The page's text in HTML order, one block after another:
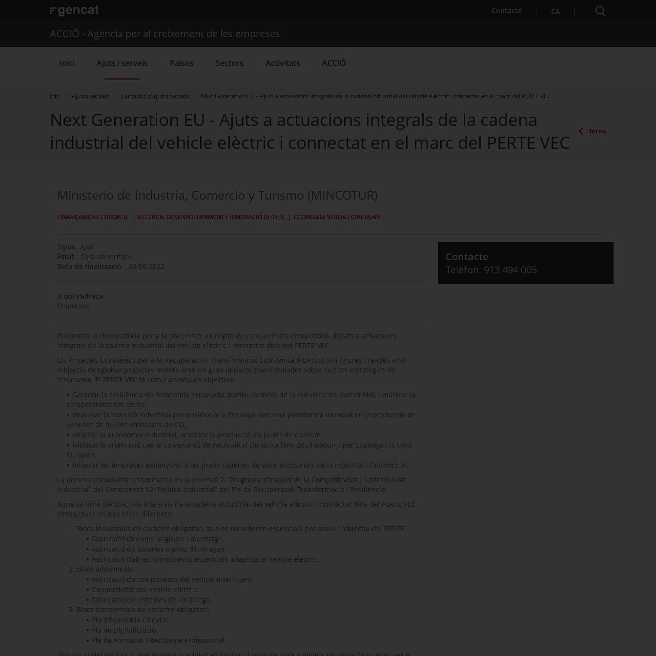
. Obre en una nova finestra. Contacte . Obre en una nova finestra.
CA Cercador
Cercador
Serveis d'internacionalització Serveis d'innovació Convocatòries d'ajuts obertes Últimes notícies Properes activitats
ACCIÓ - Agència per al creixement de les empreses
Inici Ajuts i serveis Països Sectors Activitats ACCIÓ
Inici Ajuts i serveis Cercador d'ajuts i serveis Next Generation EU - Ajuts a actuacions integrals de la cadena industrial del vehicle elèctric i connectat en el marc del PERTE VEC
Next Generation EU - Ajuts a actuacions integrals de la cadena
industrial del vehicle elèctric i connectat en el marc del PERTE VEC
Torna
Ministerio de Industria, Comercio y Turismo (MINCOTUR)
FINANÇAMENT EUROPEU RECERCA, DESENVOLUPAMENT I INNOVACIÓ (R+D+I) ECONOMIA VERDA I CIRCULAR
Tipus Ajut
Estat
Fora de termini
Data de finalització
03/06/2022
A qui s'adreça
Empreses
Publicada la convocatòria per a la concessió, en règim de concurrència competitiva, d’ajuts a actuacions
integrals de la cadena industrial del vehicle elèctric i connectat dins del PERTE VEC.
Els Projectes Estratègics per a la Recuperació i Transformació Econòmica (PERTEs) són figures creades amb
l’objectiu d’englobar projectes motors amb un gran impacte transformador sobre sectors estratègics de
l’economia. El PERTE VEC té com a principals objectius:
Garantir la resiliència de l’economia espanyola, particularment de la industria de l’automòbil, i millorar la
competitivitat del sector.
Impulsar la inversió industrial per posicionar a Espanya com una plataforma mundial en la producció de
vehicles de nul·les emissions de CO 2.
Ampliar la autonomia industrial, acostant la producció als punts de consum.
Facilitar la orientació cap al compromís de neutralitat climàtica l’any 2050 adquirit per Espanya i la Unió
Europea.
Integrar les empreses espanyoles a les grans cadenes de valor industrials de la mobilitat i l’automoció.
La present convocatòria s'emmarca en la Inversió 2, “Programa d’Impuls de la Competitivitat i Sostenibilitat
Industrial” del Component 12 “Política Industrial” del Pla de Recuperació, Transformació i Resiliència.
Aquesta línia d’actuacions integrals de la cadena industrial del vehicle elèctric i connectat dins del PERTE VEC
s’estructura en tres blocs diferents:
Blocs industrials de caràcter obligatori, que es consideren essencials per assolir l’objectiu del PERTE:
Fabricació d’equips originals i muntatge.
Fabricació de bateries o piles d’hidrogen.
Fabricació d’altres components essencials adaptats al vehicle elèctric.
Blocs addicionals:
Fabricació de components del vehicle intel·ligent.
Connectivitat del vehicle elèctric.
Fabricació de sistemes de recàrrega.
Blocs transversals de caràcter obligatori:
Pla d’Economia Circular.
Pla de Digitalització.
Pla de Formació i Reciclatge Professional.
Contacte
Telèfon: 913 494 005